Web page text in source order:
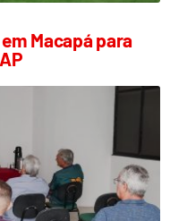
Macapá para